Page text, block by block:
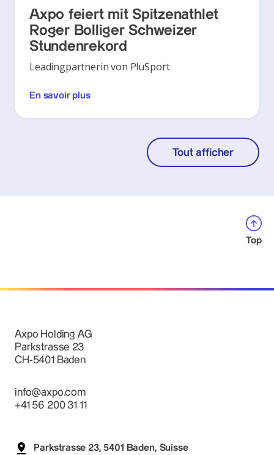
Axpo feiert mit Spitzenathlet
Roger Bolliger Schweizer
Stundenrekord
Leadingpartnerin von PluSport
En savoir plus
Tout afficher
Top
Axpo Holding AG
Parkstrasse 23
CH-5401 Baden
info@axpo.com
+41 56 200 31 11
Parkstrasse 23, 5401 Baden, Suisse